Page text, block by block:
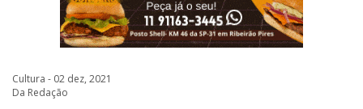
Cultura - 02 dez, 2021
Da Redação